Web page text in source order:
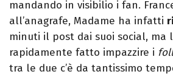
mandando in visibilio i fan.
all’anagrafe, Madame ha infatti
minuti il post dai suoi social, ma
rapidamente fatto impazzire i
tra le due c’è da tantissimo